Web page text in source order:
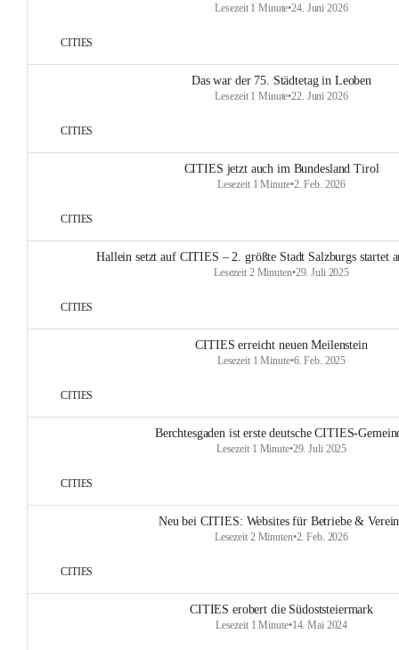
Lesezeit 1 Minute•24. Juni 2026
CITIES
Das war der 75. Städtetag in Leoben
Lesezeit 1 Minute•22. Juni 2026
CITIES
CITIES jetzt auch im Bundesland Tirol
Lesezeit 1 Minute•2. Feb. 2026
CITIES
Hallein setzt auf CITIES – 2. größte Stadt Salzburgs startet
Lesezeit 2 Minuten•29. Juli 2025
CITIES
CITIES erreicht neuen Meilenstein
Lesezeit 1 Minute•6. Feb. 2025
CITIES
Berchtesgaden ist erste deutsche CITIES-
Lesezeit 1 Minute•29. Juli 2025
CITIES
Neu bei CITIES: Websites für Betriebe &
Lesezeit 2 Minuten•2. Feb. 2026
CITIES
CITIES erobert die Südoststeiermark
Lesezeit 1 Minute•14. Mai 2024